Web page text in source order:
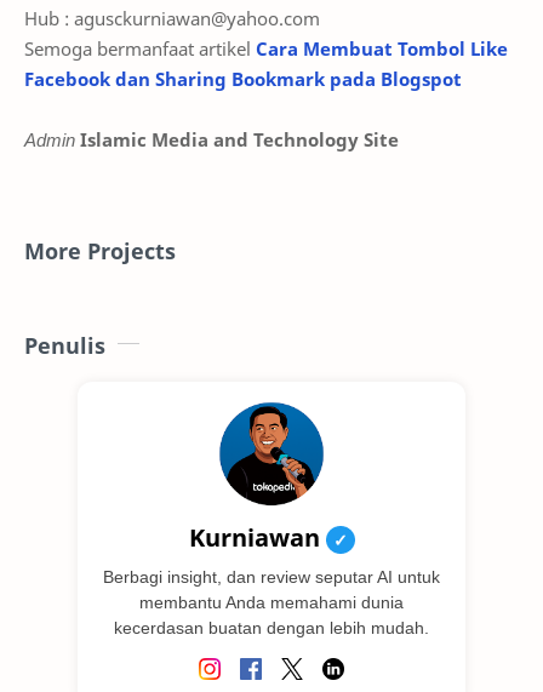
Hub : agusckurniawan@yahoo.com
Semoga bermanfaat artikel Cara Membuat Tombol Like
Facebook dan Sharing Bookmark pada Blogspot
Admin Islamic Media and Technology Site
More Projects
Penulis
Kurniawan ✓
Berbagi insight, dan review seputar AI untuk
membantu Anda memahami dunia
kecerdasan buatan dengan lebih mudah.